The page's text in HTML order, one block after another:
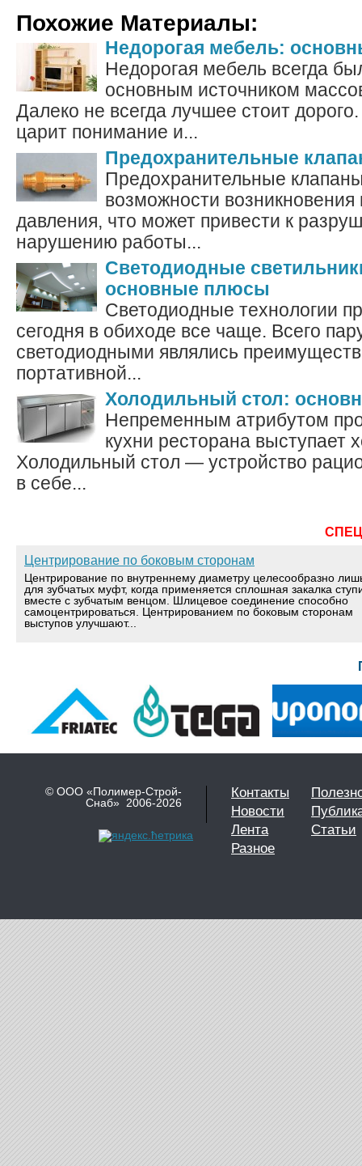
Похожие Материалы:
Недорогая мебель:
Недорогая мебель всегда
основным источником
Далеко не всегда лучшее стоит
царит понимание и...
Предохранительные
Предохранительные
возможности
давления, что может привести к
нарушению работы...
Светодиодные
основные плюсы
Светодиодные технологии
сегодня в обиходе все чаще. Всего
светодиодными являлись
портативной...
Холодильный стол:
Непременным атрибутом
кухни ресторана выступает
Холодильный стол — устройство
в себе...
Центрирование по боковым сторонам
Центрирование по внутреннему диаметру целесообразно
для зубчатых муфт, когда применяется сплошная закалка
вместе с зубчатым венцом. Шлицевое соединение способно
самоцентрироваться. Центрированием по боковым сторонам
выступов улучшают...
© ООО «Полимер-Строй-
Снаб» 2006-2026
Контакты
Новости
Лента
Статьи
Разное